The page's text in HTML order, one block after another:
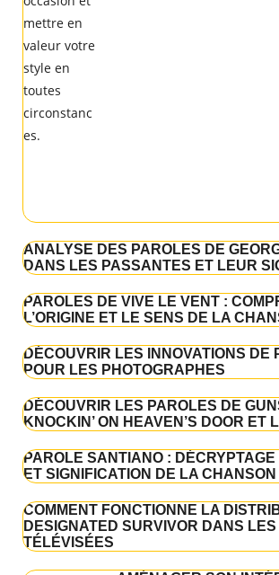
ANALYSE DES PAROLES DE
DANS LES PASSANTES ET LEUR
PAROLES DE VIVE LE VENT :
L’ORIGINE ET LE SENS DE LA
DÉCOUVRIR LES INNOVATIONS DE
POUR LES PHOTOGRAPHES
DÉCOUVRIR LES PAROLES DE
KNOCKIN’ ON HEAVEN’S DOOR ET
PAROLE SANTIANO :
ET SIGNIFICATION DE LA CHANSON
COMMENT FONCTIONNE LA
DESIGNATED SURVIVOR DANS
TÉLÉVISÉES